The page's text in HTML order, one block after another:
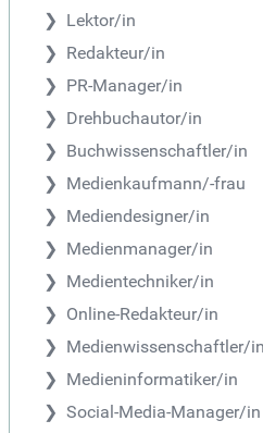
Lektor/in
Redakteur/in
PR-Manager/in
Drehbuchautor/in
Buchwissenschaftler/in
Medienkaufmann/-frau
Mediendesigner/in
Medienmanager/in
Medientechniker/in
Online-Redakteur/in
Medienwissenschaftler/in
Medieninformatiker/in
Social-Media-Manager/in